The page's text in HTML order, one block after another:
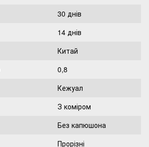
30 днів
14 днів
Китай
0,8
Кежуал
З коміром
Без капюшона
Прорізні